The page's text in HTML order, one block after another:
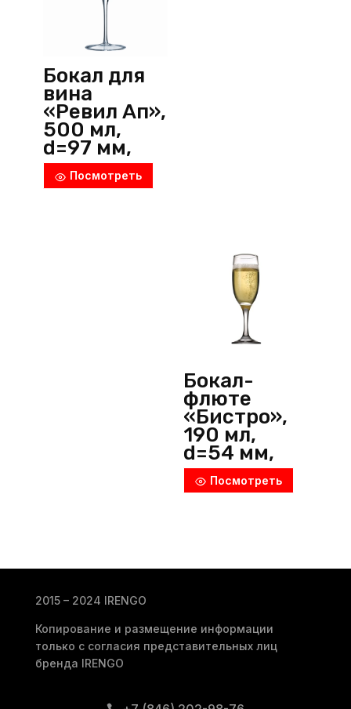
(Тайланд)
Бокал для
вина
«Ревил Ап»,
500 мл,
d=97 мм,
h=247 мм,
хрустально
Посмотреть
Бокал-
флюте
«Бистро»,
190 мл,
d=54 мм,
h=190 мм,
стекло,
Посмотреть
2015 – 2024 IRENGO
Копирование и размещение информации
только с согласия представительных лиц
бренда IRENGO